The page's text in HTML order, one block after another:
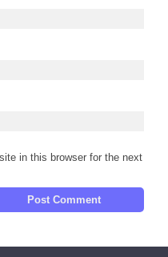
in this browser for the next